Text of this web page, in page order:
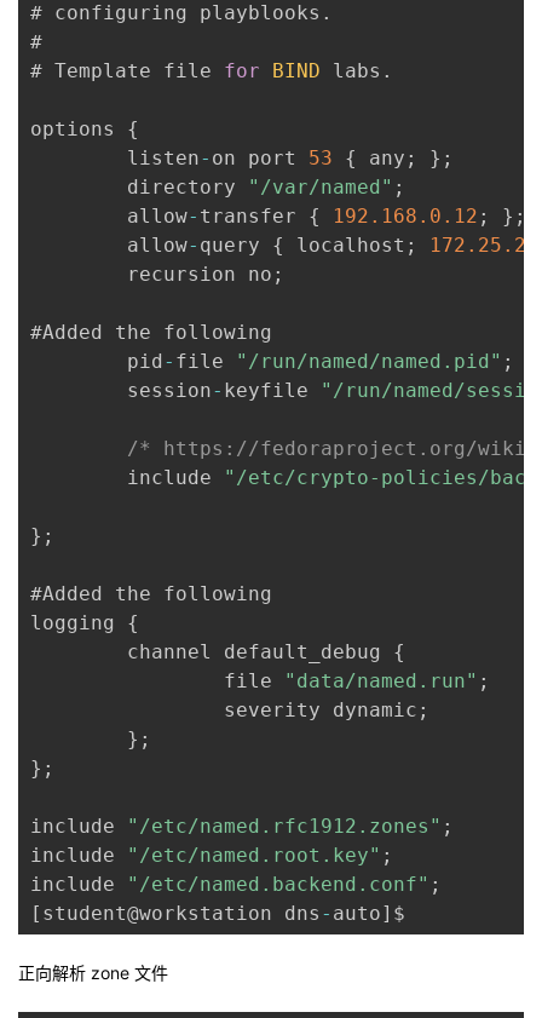
# configuring playblooks .
#
# Template file for BIND labs .
options {
        listen
- on port 53 { any ; } ;
        directory
"/var/named" ;
        allow
- transfer { 192.168 .0 .12 ; } ;
        allow
- query { localhost ; 172.25
        recursion no
;
#Added the following
        pid
- file "/run/named/named.pid" ;
        session
- keyfile "/run/named/
/* https://fedoraproject.org/wiki/
        include
"/etc/crypto-policies/
} ;
#Added the following
logging {
        channel default_debug
{
                file
"data/named.run" ;
                severity dynamic
;
} ;
} ;
include "/etc/named.rfc1912.zones" ;
include
"/etc/named.root.key" ;
include
"/etc/named.backend.conf" ;
[ student@workstation dns - auto]
正向解析 zone 文件